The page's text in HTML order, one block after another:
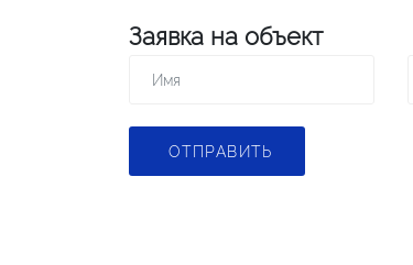
Заявка на объект
ОТПРАВИТЬ